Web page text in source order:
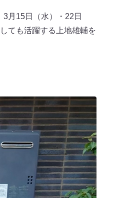
月15日（水）・22日
ても活躍する上地雄輔を